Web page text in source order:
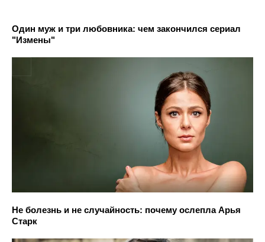
Один муж и три любовника: чем закончился сериал
"Измены"
Не болезнь и не случайность: почему ослепла Арья
Старк